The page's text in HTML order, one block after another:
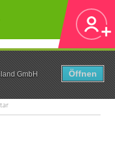
GmbH
Öffnen